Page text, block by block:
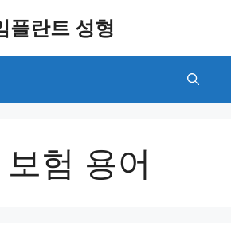
플란트 성형
험 용어